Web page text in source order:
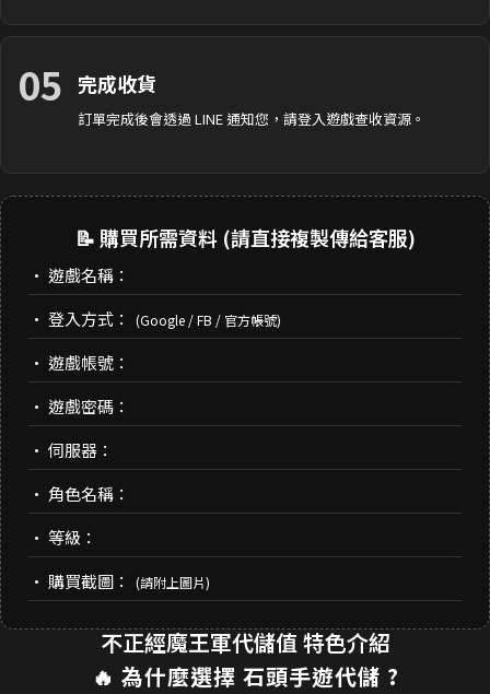
05 完成收貨
訂單完成後會透過 LINE 通知您，請登入遊戲查收資源。
📝 購買所需資料 (請直接複製傳給客服)
• 遊戲名稱：
• 登入方式：
(Google / FB / 官方帳號)
• 遊戲帳號：
• 遊戲密碼：
• 伺服器：
• 角色名稱：
• 等級：
• 購買截圖：
(請附上圖片)
不正經魔王軍代儲值 特色介紹
🔥 為什麼選擇 石頭手遊代儲 ?